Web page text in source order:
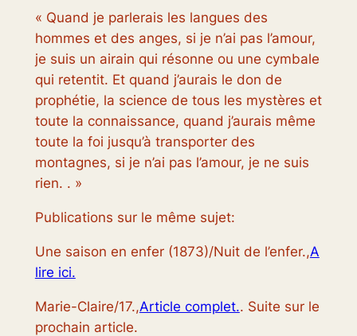
« Quand je parlerais les langues des
hommes et des anges, si je n’ai pas l’amour,
je suis un airain qui résonne ou une cymbale
qui retentit. Et quand j’aurais le don de
prophétie, la science de tous les mystères et
toute la connaissance, quand j’aurais même
toute la foi jusqu’à transporter des
montagnes, si je n’ai pas l’amour, je ne suis
rien. . »
Publications sur le même sujet:
Une saison en enfer (1873)/Nuit de l’enfer.,A
lire ici.
Marie-Claire/17.,Article complet.. Suite sur le
prochain article.